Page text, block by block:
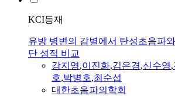
KCI등재
유방 병변의 감별에서 탄성초음파
단 성적 비교
강지영,이진화,김은경,신수영,
호,박병호,최순섭
대한초음파의학회